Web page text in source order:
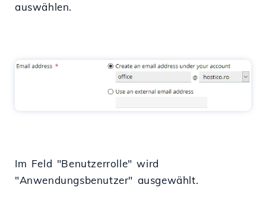
auswählen.
Im Feld "Benutzerrolle" wird
"Anwendungsbenutzer" ausgewählt.